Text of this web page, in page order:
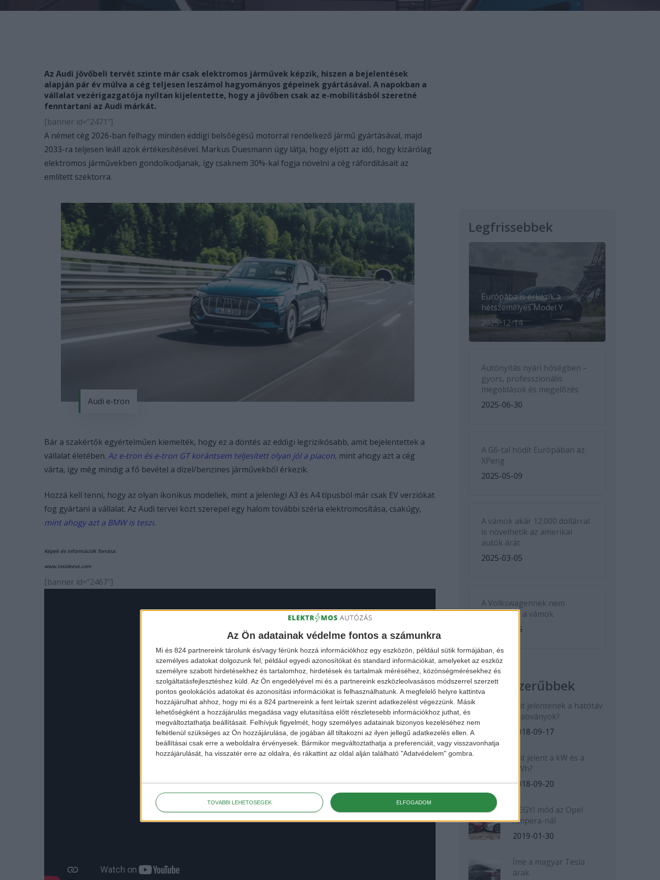
Az Ön adatainak védelme fontos a számunkra
Mi és 824 partnereink tárolunk és/vagy férünk hozzá információkhoz egy eszközön, például sütik formájában, és
személyes adatokat dolgozunk fel, például egyedi azonosítókat és standard információkat, amelyeket az eszköz
személyre szabott hirdetésekhez és tartalomhoz, hirdetések és tartalmak méréséhez, közönségmérésekhez és
szolgáltatásfejlesztéshez küld. Az Ön engedélyével mi és a partnereink eszközleolvasásos módszerrel szerzett
pontos geolokációs adatokat és azonosítási információkat is felhasználhatunk. A megfelelő helyre kattintva
hozzájárulhat ahhoz, hogy mi és a 824 partnereink a fent leírtak szerint adatkezelést végezzünk. Másik
lehetőségként a hozzájárulás megadása vagy elutasítása előtt részletesebb információkhoz juthat, és
megváltoztathatja beállításait. Felhívjuk figyelmét, hogy személyes adatainak bizonyos kezeléséhez nem
feltétlenül szükséges az Ön hozzájárulása, de jogában áll tiltakozni az ilyen jellegű adatkezelés ellen. A
beállításai csak erre a weboldalra érvényesek. Bármikor megváltoztathatja a preferenciáit, vagy visszavonhatja
hozzájárulását, ha visszatér erre az oldalra, és rákattint az oldal alján található "Adatvédelem" gombra.
TOVÁBBI LEHETŐSÉGEK ELFOGADOM
Az Audi jövőbeli tervét szinte már csak elektromos járművek képzik, hiszen a bejelentések
alapján pár év múlva a cég teljesen leszámol hagyományos gépeinek gyártásával. A napokban a
vállalat vezérigazgatója nyíltan kijelentette, hogy a jövőben csak az e-mobilitásból szeretné
fenntartani az Audi márkát.
[banner id=”2471″]
A német cég 2026-ban felhagy minden eddigi belsőégésű motorral rendelkező jármű gyártásával, majd
2033-ra teljesen leáll azok értékesítésével. Markus Duesmann úgy látja, hogy eljött az idő, hogy kizárólag
elektromos járművekben gondolkodjanak, így csaknem 30%-kal fogja növelni a cég ráfordításait az
említett szektorra.
Audi e-tron
Bár a szakértők egyértelműen kiemelték, hogy ez a döntés az eddigi legrizikósabb, amit bejelentettek a
vállalat életében. Az e-tron és e-tron GT korántsem teljesített olyan jól a piacon, mint ahogy azt a cég
várta, így még mindig a fő bevétel a dízel/benzines járművekből érkezik.
Hozzá kell tenni, hogy az olyan ikonikus modellek, mint a jelenlegi A3 és A4 típusból már csak EV verziókat
fog gyártani a vállalat. Az Audi tervei közt szerepel egy halom további széria elektromosítása, csakúgy,
mint ahogy azt a BMW is teszi.
Képek és információk forrása:
www.insideevs.com
[banner id=”2467″]
Legfrissebbek
Európába is érkezik a
hétszemélyes Model Y
2025-12-14
Autónyitás nyári hőségben –
gyors, professzionális
megoldások és megelőzés
2025-06-30
A G6-tal hódít Európában az
XPeng
2025-05-09
A vámok akár 12.000 dollárral
is növelhetik az amerikai
autók árát
2025-03-05
A Volkswagennek nem
kedveznek a vámok
2025-03-05
Legnépszerűbbek
Mit jelentenek a hatótáv
szabványok?
2018-09-17
Mit jelent a kW és a
kWh?
2018-09-20
HEGYI mód az Opel
Ampera-nál
2019-01-30
Íme a magyar Tesla
árak